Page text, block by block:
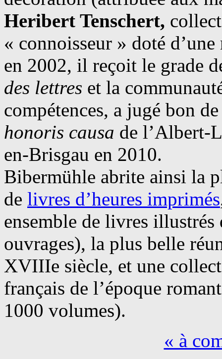
Heribert Tenschert,
« connoisseur » doté
en 2002, il reçoit le grade
des lettres et la
compétences, a jugé bon
honoris causa de l’Albert-
en-Brisgau en 2010.
Bibermühle abrite ainsi la
de livres d’heures imprimés
ensemble de livres
ouvrages), la plus belle
XVIIIe siècle, et une
français de l’époque
1000 volumes).
« à